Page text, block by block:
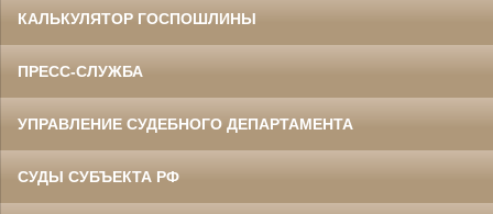
КАЛЬКУЛЯТОР ГОСПОШЛИНЫ
ПРЕСС-СЛУЖБА
УПРАВЛЕНИЕ СУДЕБНОГО ДЕПАРТАМЕНТА
СУДЫ СУБЪЕКТА РФ